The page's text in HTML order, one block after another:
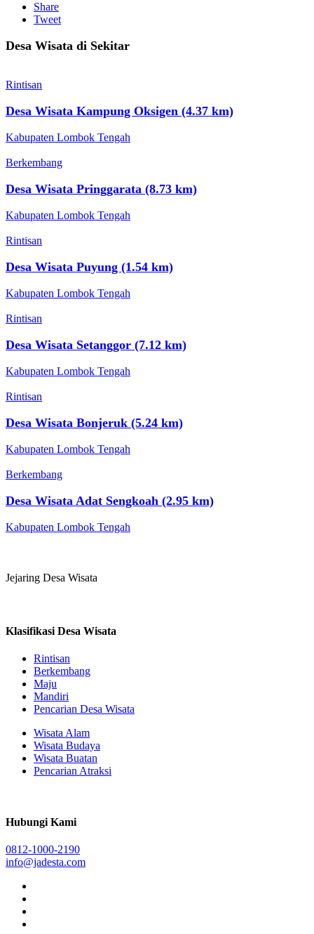
Share
Tweet
Desa Wisata di Sekitar
Rintisan
Desa Wisata Kampung Oksigen (4.37 km)
Kabupaten Lombok Tengah
Berkembang
Desa Wisata Pringgarata (8.73 km)
Kabupaten Lombok Tengah
Rintisan
Desa Wisata Puyung (1.54 km)
Kabupaten Lombok Tengah
Rintisan
Desa Wisata Setanggor (7.12 km)
Kabupaten Lombok Tengah
Rintisan
Desa Wisata Bonjeruk (5.24 km)
Kabupaten Lombok Tengah
Berkembang
Desa Wisata Adat Sengkoah (2.95 km)
Kabupaten Lombok Tengah
Jejaring Desa Wisata
Klasifikasi Desa Wisata
Rintisan
Berkembang
Maju
Mandiri
Pencarian Desa Wisata
Wisata Alam
Wisata Budaya
Wisata Buatan
Pencarian Atraksi
Hubungi Kami
0812-1000-2190
info@jadesta.com